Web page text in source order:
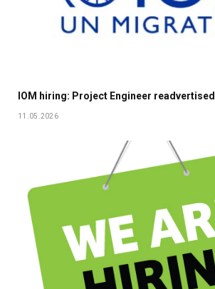
IOM hiring: Project Engineer readvertised
11.05.2026